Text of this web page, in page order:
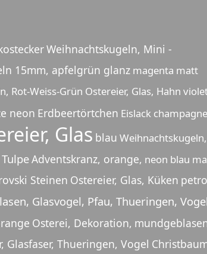
Weihnachtskugeln, Mini -
15mm, apfelgrün glanz magenta matt
Rot-Weiss-Grün Ostereier, Glas, Hahn
neon Erdbeertörtchen Eislack
Glas blau Weihnachtskugeln,
TulpeAdventskranz, orange, neon blau
Steinen Ostereier, Glas, Küken
Glasvogel, Pfau, Thueringen,
Osterei, Dekoration,
Glasfaser, Thueringen, Vogel